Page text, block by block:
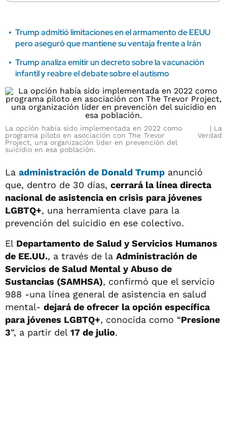
Trump admitió limitaciones en el armamento de EEUU
pero aseguró que mantiene su ventaja frente a Irán
Trump analiza emitir un decreto sobre la vacunación
infantil y reabre el debate sobre el autismo
La opción había sido implementada en 2022 como
programa piloto en asociación con The Trevor
Project, una organización líder en prevención del
suicidio en esa población.
La
Verdad
La administración de Donald Trump anunció
que, dentro de 30 días, cerrará la línea directa
nacional de asistencia en crisis para jóvenes
LGBTQ+, una herramienta clave para la
prevención del suicidio en ese colectivo.
El Departamento de Salud y Servicios Humanos
de EE.UU., a través de la Administración de
Servicios de Salud Mental y Abuso de
Sustancias (SAMHSA), confirmó que el servicio
988 -una línea general de asistencia en salud
mental- dejará de ofrecer la opción específica
para jóvenes LGBTQ+, conocida como “Presione
3”, a partir del 17 de julio.